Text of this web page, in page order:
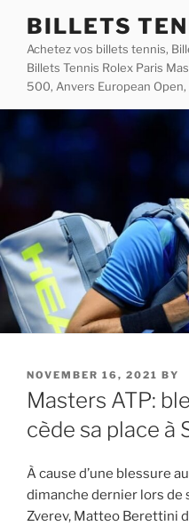
content
BILLETS
Achetez vos billets tennis,
Billets Tennis Rolex Paris
500, Anvers European
POSTED
ON
NOVEMBER 16, 2021 BY
Masters ATP:
cède sa place à
À cause d’une blessure
dimanche dernier lors de
Zverev, Matteo Berettini